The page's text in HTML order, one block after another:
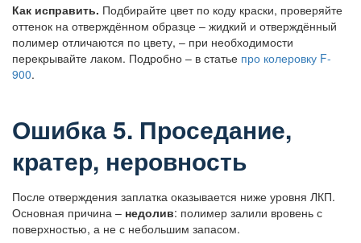
Как исправить. Подбирайте цвет по коду краски, проверяйте
оттенок на отверждённом образце – жидкий и отверждённый
полимер отличаются по цвету, – при необходимости
перекрывайте лаком. Подробно – в статье про колеровку F-
900.
Ошибка 5. Проседание,
кратер, неровность
После отверждения заплатка оказывается ниже уровня ЛКП.
Основная причина – недолив: полимер залили вровень с
поверхностью, а не с небольшим запасом.